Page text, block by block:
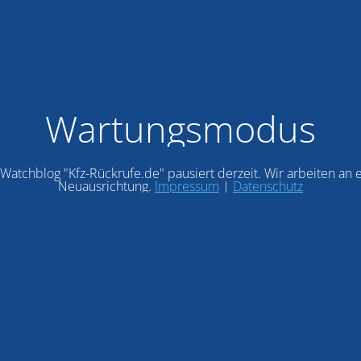
Wartungsmodus
"Kfz-Rückrufe.de" pausiert derzeit. Wir arbeiten an
Neuausrichtung. Impressum | Datenschutz